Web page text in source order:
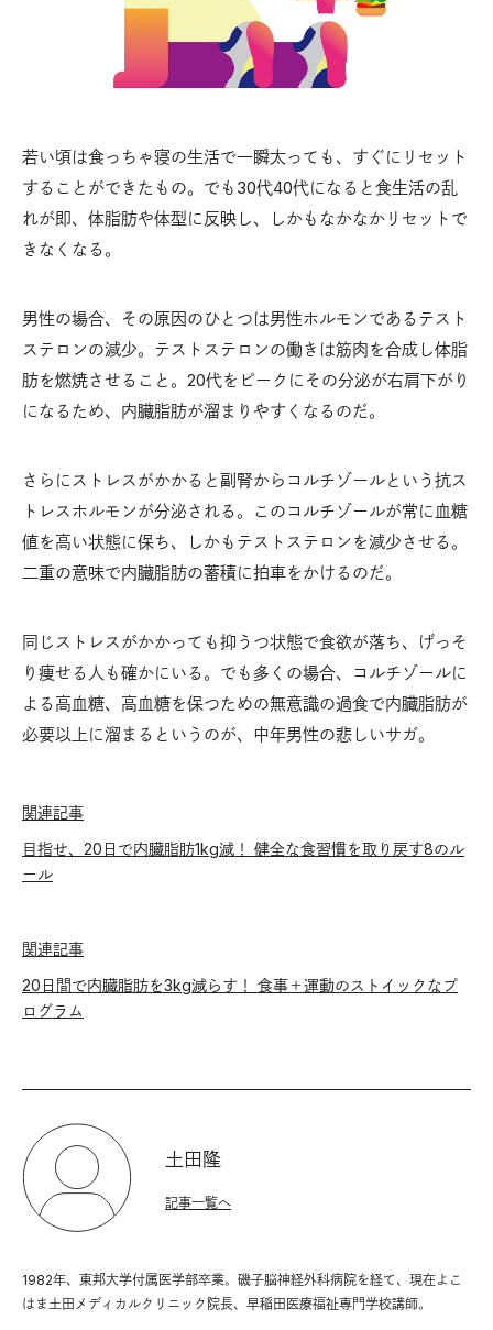
若い頃は食っちゃ寝の生活で一瞬太っても、すぐにリセット
することができたもの。でも30代40代になると食生活の乱
れが即、体脂肪や体型に反映し、しかもなかなかリセットで
きなくなる。
男性の場合、その原因のひとつは男性ホルモンであるテスト
ステロンの減少。テストステロンの働きは筋肉を合成し体脂
肪を燃焼させること。20代をピークにその分泌が右肩下がり
になるため、内臓脂肪が溜まりやすくなるのだ。
さらにストレスがかかると副腎からコルチゾールという抗ス
トレスホルモンが分泌される。このコルチゾールが常に血糖
値を高い状態に保ち、しかもテストステロンを減少させる。
二重の意味で内臓脂肪の蓄積に拍車をかけるのだ。
同じストレスがかかっても抑うつ状態で食欲が落ち、げっそ
り痩せる人も確かにいる。でも多くの場合、コルチゾールに
よる高血糖、高血糖を保つための無意識の過食で内臓脂肪が
必要以上に溜まるというのが、中年男性の悲しいサガ。
関連記事
目指せ、20日で内臓脂肪1kg減！ 健全な食習慣を取り戻す8のル
ール
関連記事
20日間で内臓脂肪を3kg減らす！ 食事＋運動のストイックなプ
ログラム
土田隆
1982年、東邦大学付属医学部卒業。磯子脳神経外科病院を経て、現在よこ
はま土田メディカルクリニック院長、早稲田医療福祉専門学校講師。
記事一覧へ